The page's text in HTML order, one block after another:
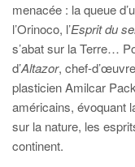
menacée : la queue
l’Orinoco, l’Esprit du
s’abat sur la Terre…
d’Altazor, chef-
plasticien Amilcar
américains, évoquant
sur la nature, les
continent.